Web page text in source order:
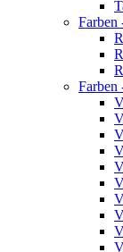
Farben
Farben